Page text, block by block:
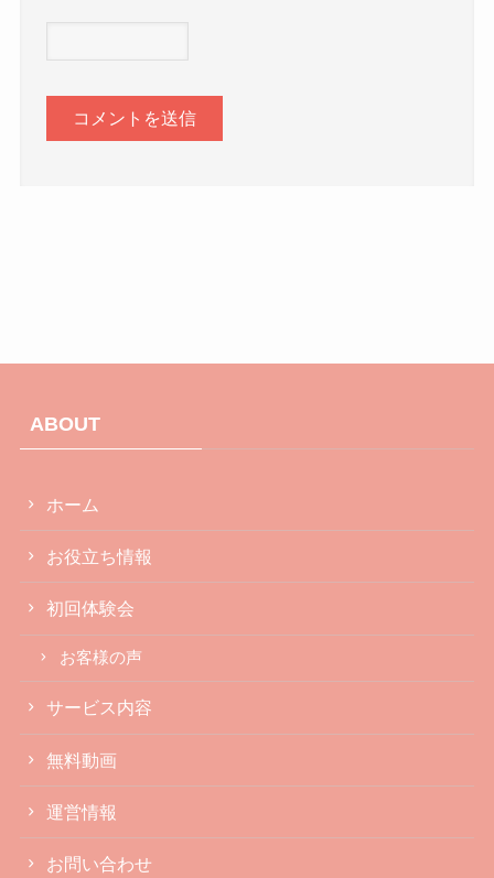
ABOUT
ホーム
お役立ち情報
初回体験会
お客様の声
サービス内容
無料動画
運営情報
お問い合わせ